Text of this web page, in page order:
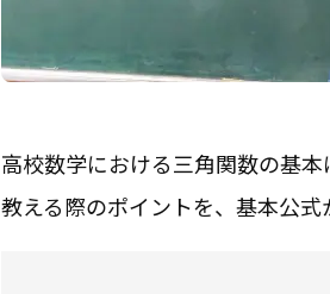
高校数学における三角関数の基
教える際のポイントを、基本公式